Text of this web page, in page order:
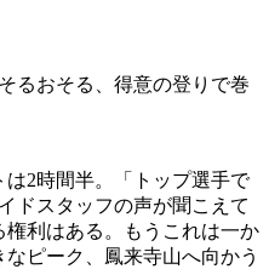
るおそる、得意の登りで巻
は2時間半。「トップ選手で
ドスタッフの声が聞こえて
利はある。もうこれは一か
ピーク、鳳来寺山へ向かう